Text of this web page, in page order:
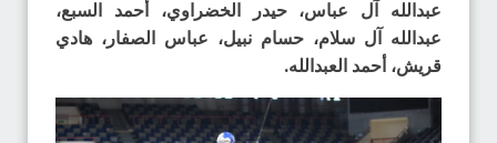
عبدالله آل عباس، حيدر الخضراوي، أحمد السبع،
عبدالله آل سلام، حسام نبيل، عباس الصفار، هادي
قريش، أحمد العبدالله.